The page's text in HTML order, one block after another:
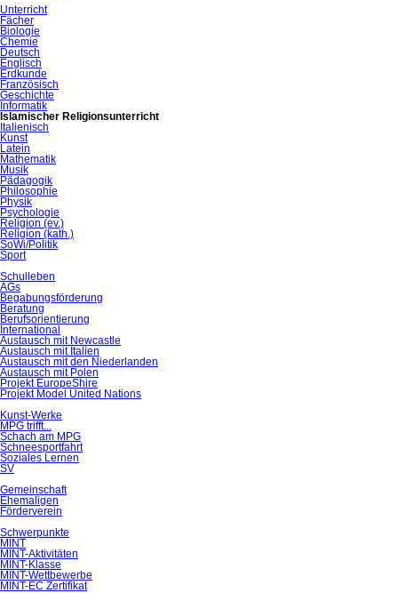
Unterricht
Fächer
Biologie
Chemie
Deutsch
Englisch
Erdkunde
Französisch
Geschichte
Informatik
Islamischer Religionsunterricht
Italienisch
Kunst
Latein
Mathematik
Musik
Pädagogik
Philosophie
Physik
Psychologie
Religion (ev.)
Religion (kath.)
SoWi/Politik
Sport
Schulleben
AGs
Begabungsförderung
Beratung
Berufsorientierung
International
Austausch mit Newcastle
Austausch mit Italien
Austausch mit den Niederlanden
Austausch mit Polen
Projekt EuropeShire
Projekt Model United Nations
Kunst-Werke
MPG trifft...
Schach am MPG
Schneesportfahrt
Soziales Lernen
SV
Gemeinschaft
Ehemaligen
Förderverein
Schwerpunkte
MINT
MINT-Aktivitäten
MINT-Klasse
MINT-Wettbewerbe
MINT-EC Zertifikat